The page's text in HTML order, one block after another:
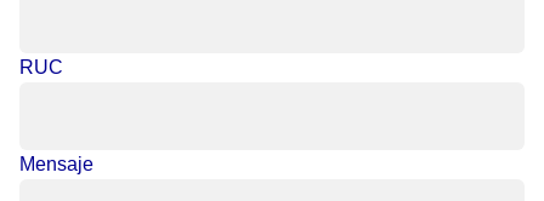
RUC
Mensaje